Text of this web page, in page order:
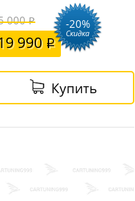
000
990
-20%
Скидка
Купить